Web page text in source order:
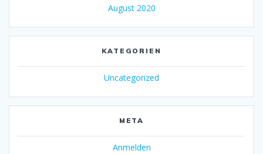
August 2020
KATEGORIEN
Uncategorized
META
Anmelden